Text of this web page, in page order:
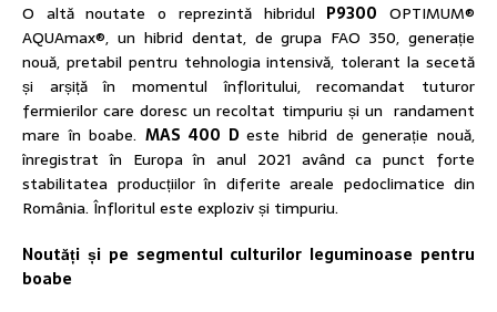
O altă noutate o reprezintă hibridul P9300 OPTIMUM®
AQUAmax®, un hibrid dentat, de grupa FAO 350, generație
nouă, pretabil pentru tehnologia intensivă, tolerant la secetă
și arșiță în momentul înfloritului, recomandat tuturor
fermierilor care doresc un recoltat timpuriu și un randament
mare în boabe.MAS 400 Deste hibrid de generație nouă,
înregistrat în Europa în anul 2021 având ca punct forte
stabilitatea producțiilor în diferite areale pedoclimatice din
România. Înfloritul este exploziv și timpuriu.
Noutăți și pe segmentul culturilor leguminoase pentru
boabe